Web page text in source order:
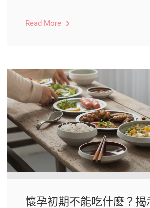
Read More
懷孕初期不能吃什麼？揭